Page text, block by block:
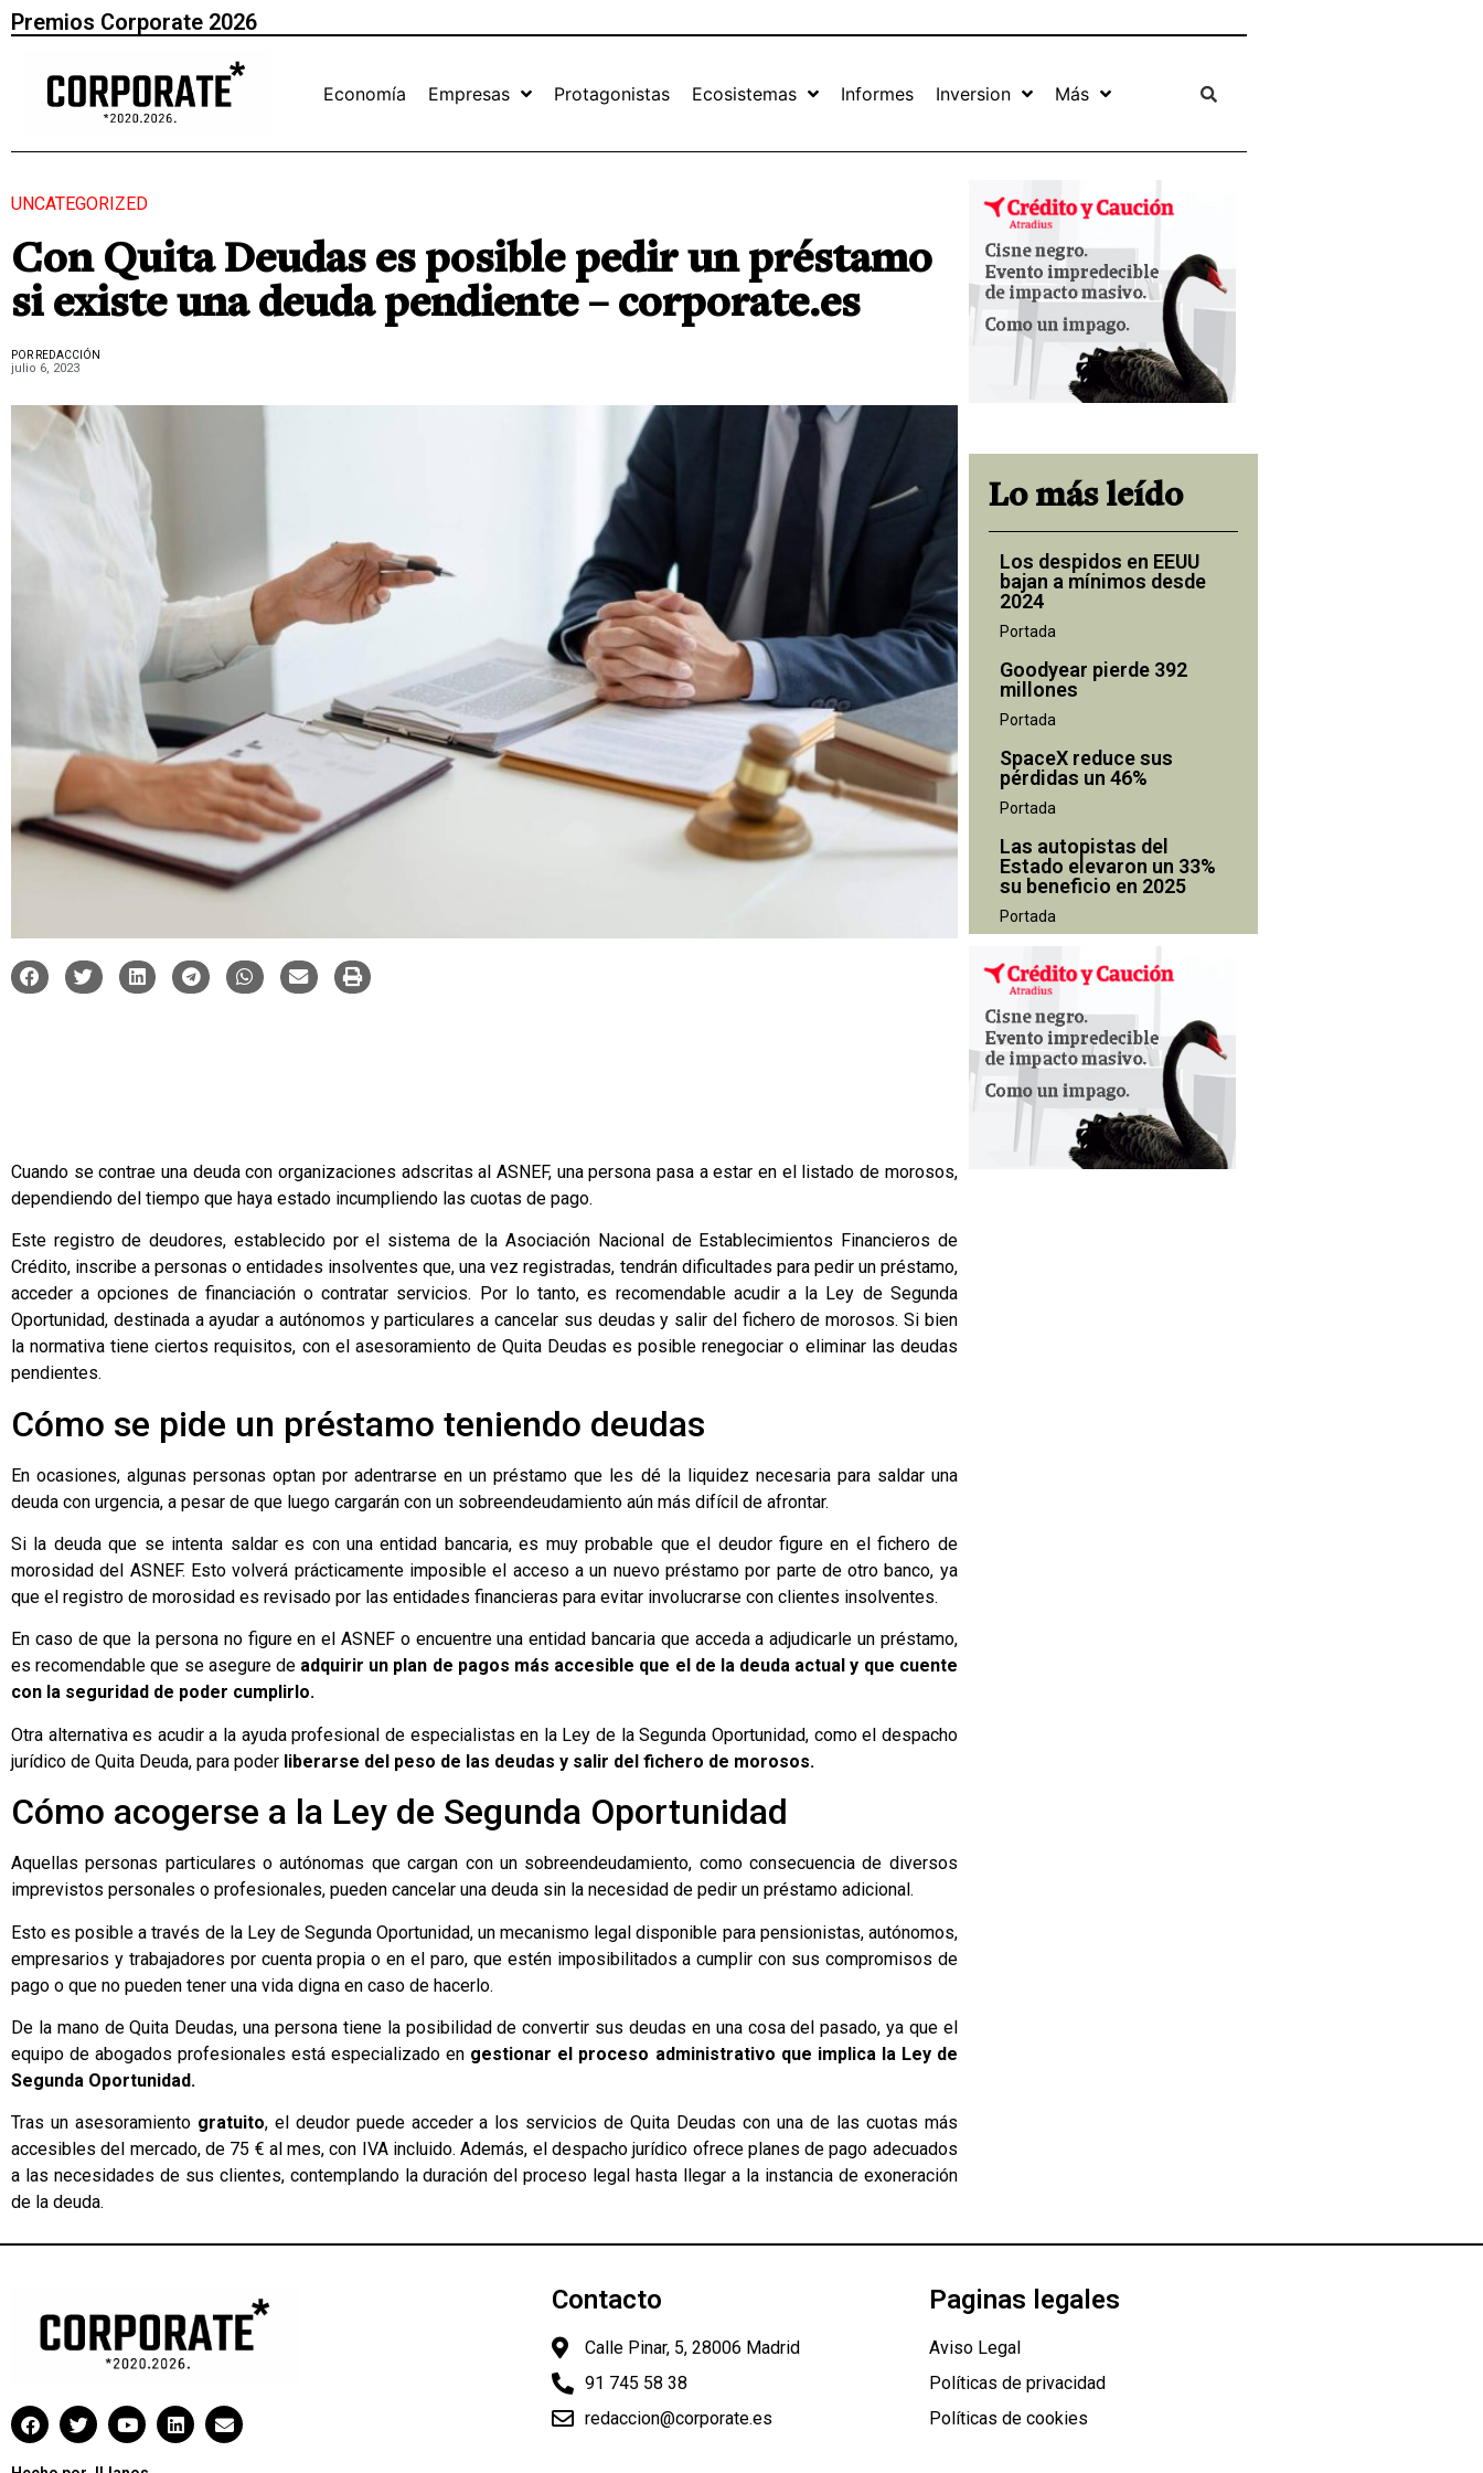
Premios Corporate 2026
Economía Empresas Protagonistas Ecosistemas Informes Inversion Más
UNCATEGORIZED
Con Quita Deudas es posible pedir un préstamo
si existe una deuda pendiente – corporate.es
POR REDACCIÓN
julio 6, 2023
Cuando se contrae una deuda con organizaciones adscritas al ASNEF, una persona pasa a estar en el listado de morosos,
dependiendo del tiempo que haya estado incumpliendo las cuotas de pago.
Este registro de deudores, establecido por el sistema de la Asociación Nacional de Establecimientos Financieros de
Crédito, inscribe a personas o entidades insolventes que, una vez registradas, tendrán dificultades para pedir un préstamo,
acceder a opciones de financiación o contratar servicios. Por lo tanto, es recomendable acudir a la Ley de Segunda
Oportunidad, destinada a ayudar a autónomos y particulares a cancelar sus deudas y salir del fichero de morosos. Si bien
la normativa tiene ciertos requisitos, con el asesoramiento de Quita Deudas es posible renegociar o eliminar las deudas
pendientes.
Cómo se pide un préstamo teniendo deudas
En ocasiones, algunas personas optan por adentrarse en un préstamo que les dé la liquidez necesaria para saldar una
deuda con urgencia, a pesar de que luego cargarán con un sobreendeudamiento aún más difícil de afrontar.
Si la deuda que se intenta saldar es con una entidad bancaria, es muy probable que el deudor figure en el fichero de
morosidad del ASNEF. Esto volverá prácticamente imposible el acceso a un nuevo préstamo por parte de otro banco, ya
que el registro de morosidad es revisado por las entidades financieras para evitar involucrarse con clientes insolventes.
En caso de que la persona no figure en el ASNEF o encuentre una entidad bancaria que acceda a adjudicarle un préstamo,
es recomendable que se asegure de adquirir un plan de pagos más accesible que el de la deuda actual y que cuente
con la seguridad de poder cumplirlo.
Otra alternativa es acudir a la ayuda profesional de especialistas en la Ley de la Segunda Oportunidad, como el despacho
jurídico de Quita Deuda, para poder liberarse del peso de las deudas y salir del fichero de morosos.
Cómo acogerse a la Ley de Segunda Oportunidad
Aquellas personas particulares o autónomas que cargan con un sobreendeudamiento, como consecuencia de diversos
imprevistos personales o profesionales, pueden cancelar una deuda sin la necesidad de pedir un préstamo adicional.
Esto es posible a través de la Ley de Segunda Oportunidad, un mecanismo legal disponible para pensionistas, autónomos,
empresarios y trabajadores por cuenta propia o en el paro, que estén imposibilitados a cumplir con sus compromisos de
pago o que no pueden tener una vida digna en caso de hacerlo.
De la mano de Quita Deudas, una persona tiene la posibilidad de convertir sus deudas en una cosa del pasado, ya que el
equipo de abogados profesionales está especializado en gestionar el proceso administrativo que implica la Ley de
Segunda Oportunidad.
Tras un asesoramiento gratuito, el deudor puede acceder a los servicios de Quita Deudas con una de las cuotas más
accesibles del mercado, de 75 € al mes, con IVA incluido. Además, el despacho jurídico ofrece planes de pago adecuados
a las necesidades de sus clientes, contemplando la duración del proceso legal hasta llegar a la instancia de exoneración
de la deuda.
Lo más leído
Los despidos en EEUU
bajan a mínimos desde
2024
Portada
Goodyear pierde 392
millones
Portada
SpaceX reduce sus
pérdidas un 46%
Portada
Las autopistas del
Estado elevaron un 33%
su beneficio en 2025
Portada
Contacto
Calle Pinar, 5, 28006 Madrid
91 745 58 38
redaccion@corporate.es
Paginas legales
Aviso Legal
Políticas de privacidad
Políticas de cookies